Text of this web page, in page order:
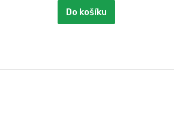
Do košíku